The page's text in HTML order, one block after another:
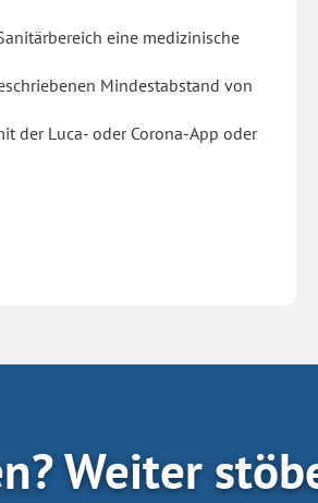
eine medizinische
Mindestabstand von
der Luca- oder Corona-App oder
Weiter